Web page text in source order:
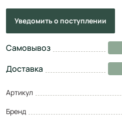
Уведомитьо поступлении
Самовывоз
Доставка
Артикул
Бренд